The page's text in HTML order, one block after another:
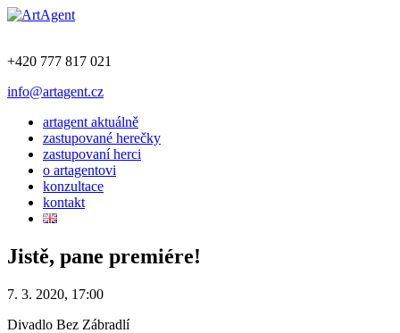
+420 777 817 021
info@artagent.cz
artagent aktuálně
zastupované herečky
zastupovaní herci
o artagentovi
konzultace
kontakt
Jistě, pane premiére!
7. 3. 2020, 17:00
Divadlo Bez Zábradlí